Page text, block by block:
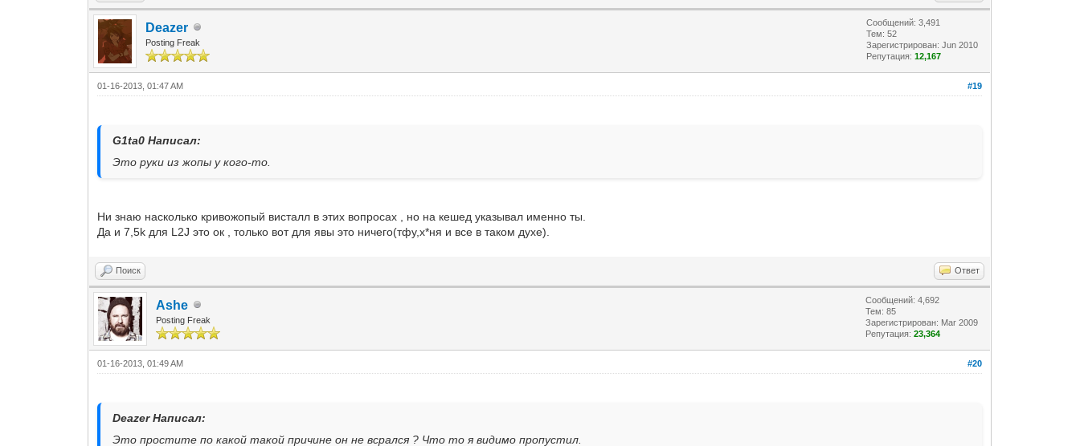
Deazer
Posting Freak
Сообщений: 3,491
Тем: 52
Зарегистрирован: Jun 2010
Репутация:12,167
#19
01-16-2013, 01:47 AM
G1ta0 Написал:
Это руки из жопы у кого-то.
Ни знаю насколько кривожопый висталл в этих вопросах , но на кешед указывал именно ты.
Да и 7,5k для L2J это ок , только вот для явы это ничего(тфу,х*ня и все в таком духе).
Поиск Ответ
Ashe
Posting Freak
Сообщений: 4,692
Тем: 85
Зарегистрирован: Mar 2009
Репутация:23,364
#20
01-16-2013, 01:49 AM
Deazer Написал:
Это простите по какой такой причине он не всрался ? Что то я видимо пропустил.